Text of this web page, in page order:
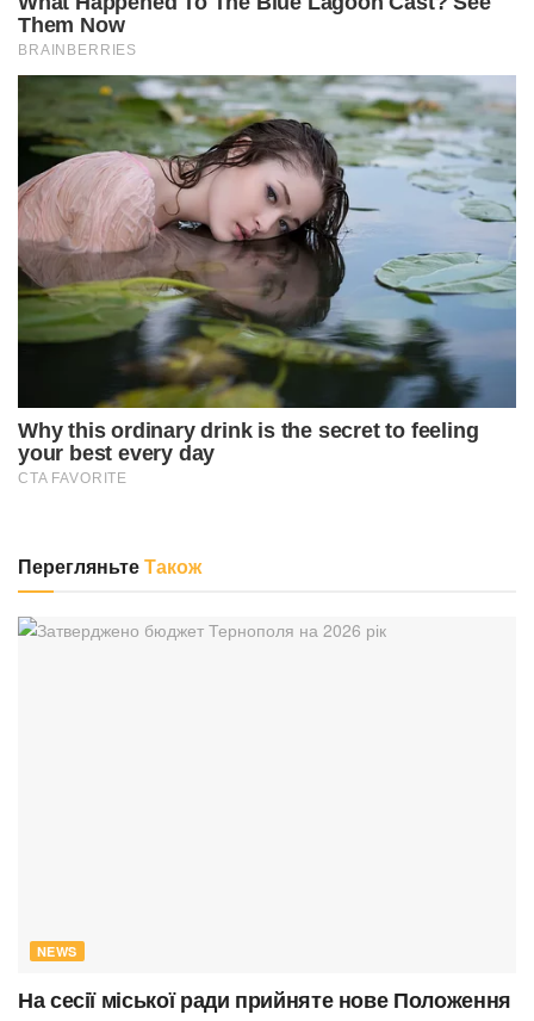
ПерегляньтеТакож
NEWS
На сесії міської ради прийняте нове Положення